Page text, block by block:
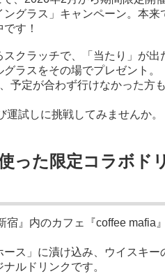
グラス」キャンペーン。本来
す！
クラッチで、「当たり」が出
ラスをその場でプレゼント。
予定が合わず行けなかった方
試しに挑戦してみませんか。
った限定コラボド
宿』内のカフェ『coffee mafia
ス」に漬け込み、ウイスキ
ルドリンクです。